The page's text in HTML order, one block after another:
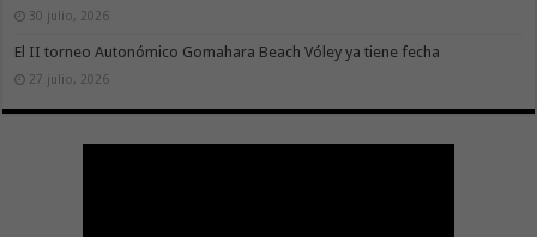
30 julio, 2026
El II torneo Autonómico Gomahara Beach Vóley ya tiene fecha
27 julio, 2026